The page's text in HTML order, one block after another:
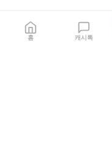
홈 캐시톡